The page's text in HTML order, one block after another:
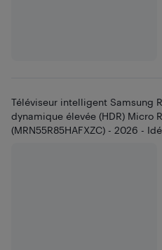
Téléviseur intelligent Samsung
dynamique élevée (HDR) Micro
(MRN55R85HAFXZC) - 2026 -